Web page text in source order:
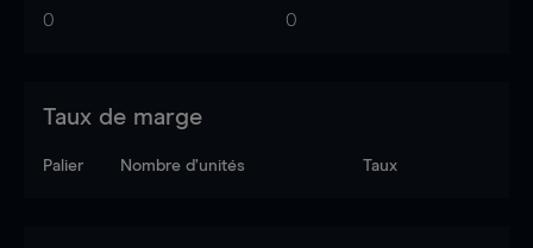
0 0
Taux de marge
Palier Nombre d’unités Taux